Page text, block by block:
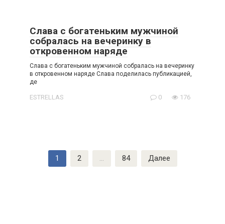
Слава с богатеньким мужчиной
собралась на вечеринку в
откровенном наряде
Слава с богатеньким мужчиной собралась на вечеринку
в откровенном наряде Слава поделилась публикацией,
де
ESTRELLAS 0 176
1 2 … 84 Далее